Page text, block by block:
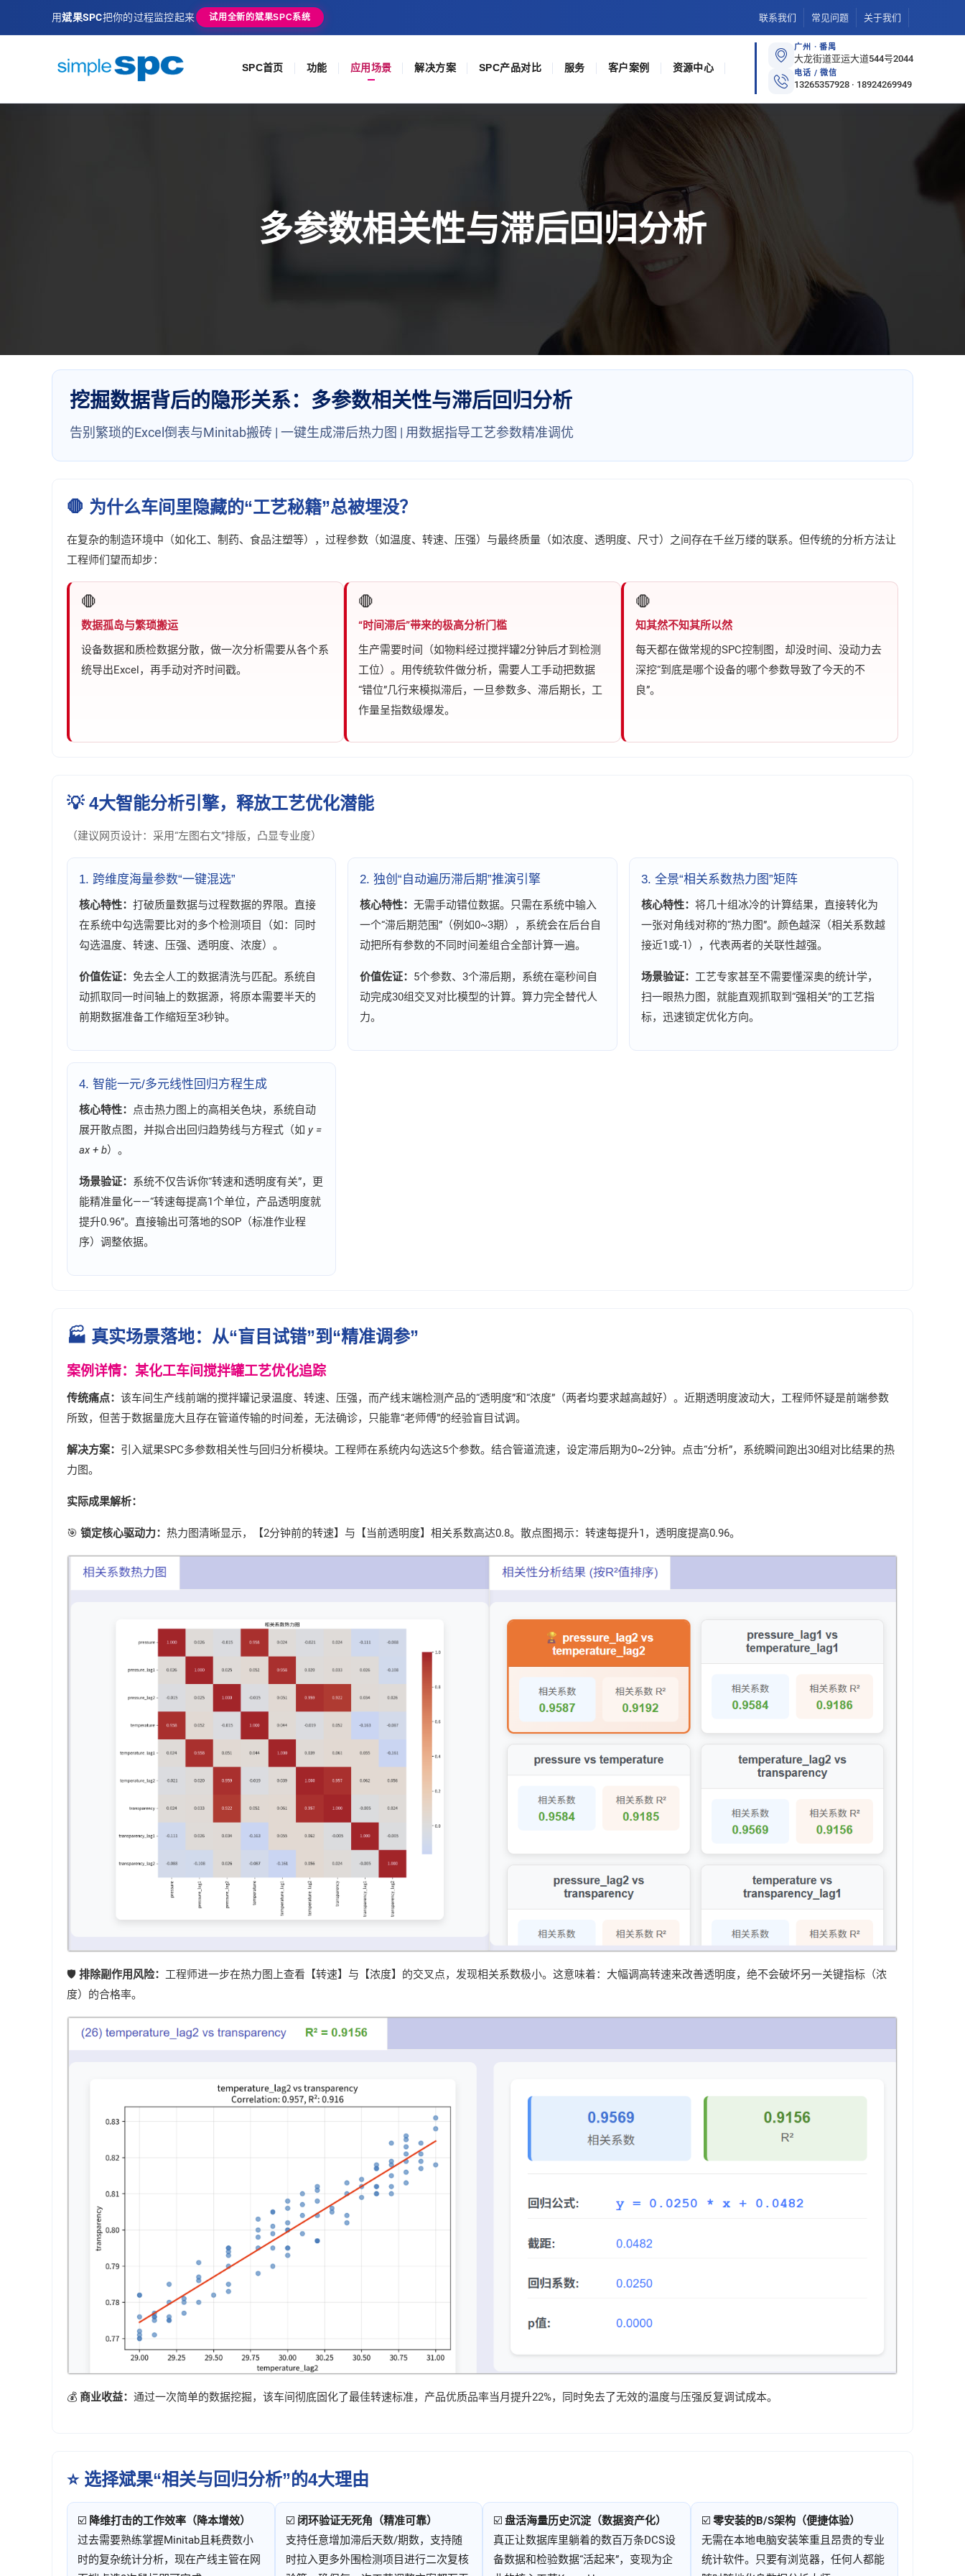
用斌果SPC把你的过程监控起来 试用全新的斌果SPC系统 联系我们 常见问题 关于我们
SPC首页 功能 应用场景 解决方案 SPC产品对比 服务 客户案例 资源中心
广州 · 番禺
大龙街道亚运大道544号2044
电话 / 微信
13265357928 · 18924269949
多参数相关性与滞后回归分析
挖掘数据背后的隐形关系：多参数相关性与滞后回归分析
告别繁琐的Excel倒表与Minitab搬砖 | 一键生成滞后热力图 | 用数据指导工艺参数精准调优
🛑 为什么车间里隐藏的“工艺秘籍”总被埋没？
在复杂的制造环境中（如化工、制药、食品注塑等），过程参数（如温度、转速、压强）与最终质量（如浓度、透明度、尺寸）之间存在千丝万缕的联系。但传统的分析方法让
工程师们望而却步：
🛑
数据孤岛与繁琐搬运
设备数据和质检数据分散，做一次分析需要从各个系
统导出Excel，再手动对齐时间戳。
🛑
“时间滞后”带来的极高分析门槛
生产需要时间（如物料经过搅拌罐2分钟后才到检测
工位）。用传统软件做分析，需要人工手动把数据
“错位”几行来模拟滞后，一旦参数多、滞后期长，工
作量呈指数级爆发。
🛑
知其然不知其所以然
每天都在做常规的SPC控制图，却没时间、没动力去
深挖“到底是哪个设备的哪个参数导致了今天的不
良”。
💡 4大智能分析引擎，释放工艺优化潜能
（建议网页设计：采用“左图右文”排版，凸显专业度）
1. 跨维度海量参数“一键混选”
核心特性： 打破质量数据与过程数据的界限。直接
在系统中勾选需要比对的多个检测项目（如：同时
勾选温度、转速、压强、透明度、浓度）。
价值佐证： 免去全人工的数据清洗与匹配。系统自
动抓取同一时间轴上的数据源，将原本需要半天的
前期数据准备工作缩短至3秒钟。
2. 独创“自动遍历滞后期”推演引擎
核心特性：无需手动错位数据。只需在系统中输入
一个“滞后期范围”（例如0~3期），系统会在后台自
动把所有参数的不同时间差组合全部计算一遍。
价值佐证： 5个参数、3个滞后期，系统在毫秒间自
动完成30组交叉对比模型的计算。算力完全替代人
力。
3. 全景“相关系数热力图”矩阵
核心特性： 将几十组冰冷的计算结果，直接转化为
一张对角线对称的“热力图”。颜色越深（相关系数越
接近1或-1），代表两者的关联性越强。
场景验证： 工艺专家甚至不需要懂深奥的统计学，
扫一眼热力图，就能直观抓取到“强相关”的工艺指
标，迅速锁定优化方向。
4. 智能一元/多元线性回归方程生成
核心特性：
点击热力图上的高相关色块，系统自动
展开散点图，并拟合出回归趋势线与方程式（如 y =
ax + b）。
场景验证： 系统不仅告诉你“转速和透明度有关”，更
能精准量化——“转速每提高1个单位，产品透明度就
提升0.96”。直接输出可落地的SOP（标准作业程
序）调整依据。
🏭 真实场景落地：从“盲目试错”到“精准调参”
案例详情：某化工车间搅拌罐工艺优化追踪
传统痛点： 该车间生产线前端的搅拌罐记录温度、转速、压强，而产线末端检测产品的“透明度”和“浓度”（两者均要求越高越好）。近期透明度波动大，工程师怀疑是前端参数
所致，但苦于数据量庞大且存在管道传输的时间差，无法确诊，只能靠“老师傅”的经验盲目试调。
解决方案： 引入斌果SPC多参数相关性与回归分析模块。工程师在系统内勾选这5个参数。结合管道流速，设定滞后期为0~2分钟。点击“分析”，系统瞬间跑出30组对比结果的热
力图。
实际成果解析：
🎯 锁定核心驱动力： 热力图清晰显示，【2分钟前的转速】与【当前透明度】相关系数高达0.8。散点图揭示：转速每提升1，透明度提高0.96。
🛡️ 排除副作用风险： 工程师进一步在热力图上查看【转速】与【浓度】的交叉点，发现相关系数极小。这意味着：大幅调高转速来改善透明度，绝不会破坏另一关键指标（浓
度）的合格率。
💰 商业收益： 通过一次简单的数据挖掘，该车间彻底固化了最佳转速标准，产品优质品率当月提升22%，同时免去了无效的温度与压强反复调试成本。
⭐ 选择斌果“相关与回归分析”的4大理由
☑️ 降维打击的工作效率（降本增效）
过去需要熟练掌握Minitab且耗费数小
时的复杂统计分析，现在产线主管在网
☑️ 闭环验证无死角（精准可靠）
支持任意增加滞后天数/期数，支持随
时拉入更多外围检测项目进行二次复核
☑️ 盘活海量历史沉淀（数据资产化）
真正让数据库里躺着的数百万条DCS设
备数据和检验数据“活起来”，变现为企
☑️ 零安装的B/S架构（便捷体验）
无需在本地电脑安装笨重且昂贵的专业
统计软件。只要有浏览器，任何人都能